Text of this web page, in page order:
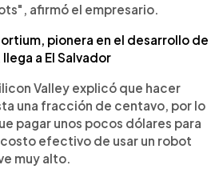
afirmó el empresario.
pionera en el desarrollo de
a El Salvador
Valley explicó que hacer
una fracción de centavo, por lo
pagar unos pocos dólares para
efectivo de usar un robot
muy alto.